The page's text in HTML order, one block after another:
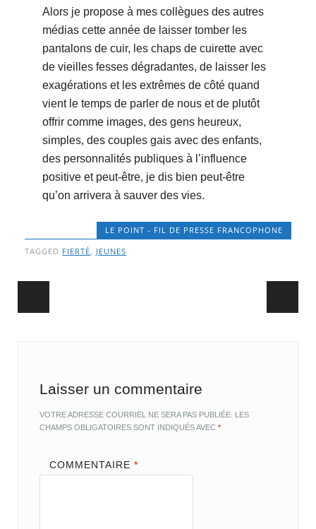
Alors je propose à mes collègues des autres
médias cette année de laisser tomber les
pantalons de cuir, les chaps de cuirette avec
de vieilles fesses dégradantes, de laisser les
exagérations et les extrêmes de côté quand
vient le temps de parler de nous et de plutôt
offrir comme images, des gens heureux,
simples, des couples gais avec des enfants,
des personnalités publiques à l’influence
positive et peut-être, je dis bien peut-être
qu’on arrivera à sauver des vies.
LE POINT - FIL DE PRESSE FRANCOPHONE
TAGGED FIERTÉ, JEUNES
Post navigation
Laisser un commentaire
VOTRE ADRESSE COURRIEL NE SERA PAS PUBLIÉE. LES
CHAMPS OBLIGATOIRES SONT INDIQUÉS AVEC*
COMMENTAIRE *